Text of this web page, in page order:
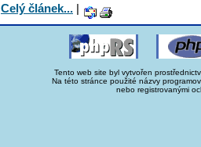
Celý článek... |
Tento web site byl vytvořen
Na této stránce použité názvy
nebo registrovanými